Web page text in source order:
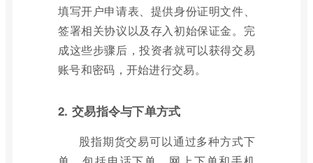
填写开户申请表、提供身份证明文件、
签署相关协议以及存入初始保证金。完
成这些步骤后，投资者就可以获得交易
账号和密码，开始进行交易。
2. 交易指令与下单方式
股指期货交易可以通过多种方式下